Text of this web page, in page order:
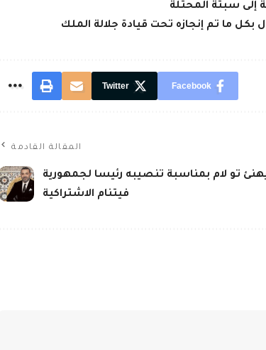
إلى سبتة المحتلة
ما تم إنجازه تحت قيادة جلالة الملك
Facebook
Twitter
المقالة القادمة
تو لام بمناسبة تنصيبه رئيسا لجمهورية
فيتنام الاشتراكية